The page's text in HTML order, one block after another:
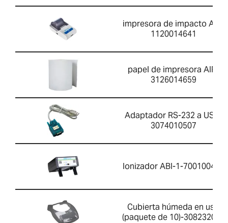
impresora de impacto AIP-
1120014641
papel de impresora AIP-
3126014659
Adaptador RS-232 a USB-
3074010507
Ionizador ABI-1-700100410
Cubierta húmeda en uso
(paquete de 10)-308232035